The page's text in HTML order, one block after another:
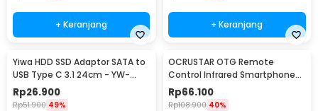
+ Keranjang + Keranjang
Yiwa HDD SSD Adaptor SATA to
USB Type C 3.1 24cm - YW-
4072
Rp26.900
Rp51.900 49%
OCRUSTAR OTG Remote
Control Infrared Smartphone
USB Type C for TV AC - EKX5S-
T
Rp66.100
Rp108.900 40%